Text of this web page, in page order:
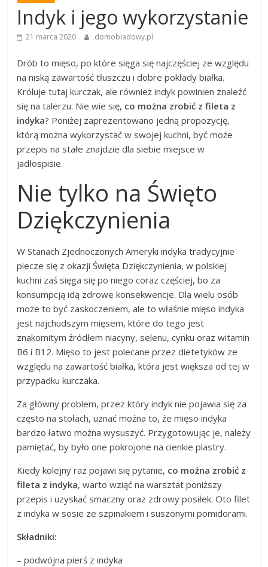
Indyk i jego wykorzystanie
21 marca 2020 domobiadowy.pl
Drób to mięso, po które sięga się najczęściej ze względu
na niską zawartość tłuszczu i dobre pokłady białka.
Króluje tutaj kurczak, ale również indyk powinien znaleźć
się na talerzu. Nie wie się, co można zrobić z fileta z
indyka? Poniżej zaprezentowano jedną propozycję,
którą można wykorzystać w swojej kuchni, być może
przepis na stałe znajdzie dla siebie miejsce w
jadłospisie.
Nie tylko na Święto
Dziękczynienia
W Stanach Zjednoczonych Ameryki indyka tradycyjnie
piecze się z okazji Święta Dziękczynienia, w polskiej
kuchni zaś sięga się po niego coraz częściej, bo za
konsumpcją idą zdrowe konsekwencje. Dla wielu osób
może to być zaskoczeniem, ale to właśnie mięso indyka
jest najchudszym mięsem, które do tego jest
znakomitym źródłem niacyny, selenu, cynku oraz witamin
B6 i B12. Mięso to jest polecane przez dietetyków ze
względu na zawartość białka, która jest większa od tej w
przypadku kurczaka.
Za główny problem, przez który indyk nie pojawia się za
często na stołach, uznać można to, że mięso indyka
bardzo łatwo można wysuszyć. Przygotowując je, należy
pamiętać, by było one pokrojone na cienkie plastry.
Kiedy kolejny raz pojawi się pytanie, co można zrobić z
fileta z indyka, warto wziąć na warsztat poniższy
przepis i uzyskać smaczny oraz zdrowy posiłek. Oto filet
z indyka w sosie ze szpinakiem i suszonymi pomidorami.
Składniki:
– podwójna pierś z indyka